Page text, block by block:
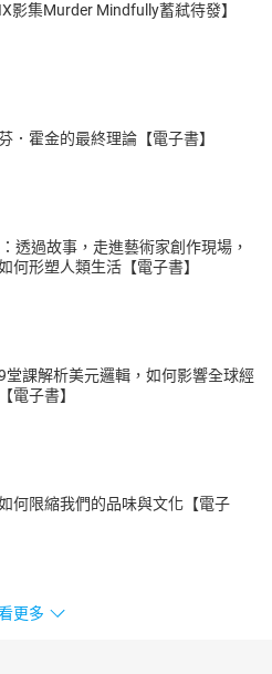
影集Murder Mindfully蓄弒待發】
．霍金的最終理論【電子書】
透過故事，走進藝術家創作現場，
何形塑人類生活【電子書】
堂課解析美元邏輯，如何影響全球經
電子書】
何限縮我們的品味與文化【電子
更多